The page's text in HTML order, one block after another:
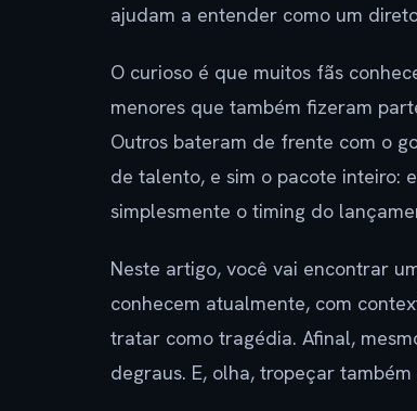
ajudam a entender como um
O curioso é que muitos fãs
menores que também fizeram
Outros bateram de frente com o
de talento, e sim o pacote inteiro:
simplesmente o timing do
Neste artigo, você vai encontrar
conhecem atualmente, com
tratar como tragédia. Afinal,
degraus. E, olha, tropeçar